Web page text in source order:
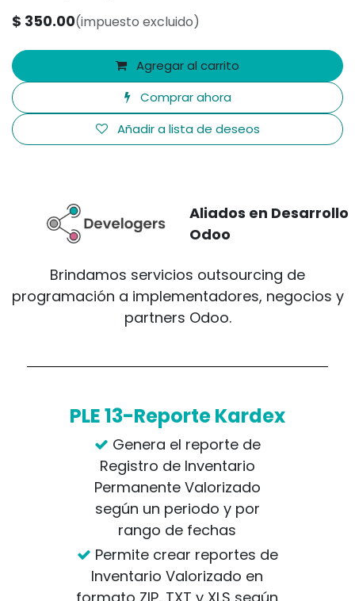
$ 350.00(impuesto excluido)
Agregar al carrito
Comprar ahora
Añadir a lista de deseos
Aliados en Desarrollo
Odoo
Brindamos servicios outsourcing de
programación a implementadores, negocios y
partners Odoo.
PLE 13-Reporte Kardex
Genera el reporte de
Registro de Inventario
Permanente Valorizado
según un periodo y por
rango de fechas
Permite crear reportes de
Inventario Valorizado en